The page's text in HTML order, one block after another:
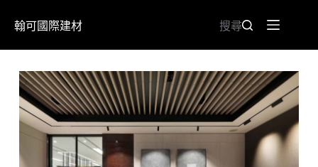
翰可國際建材 搜尋